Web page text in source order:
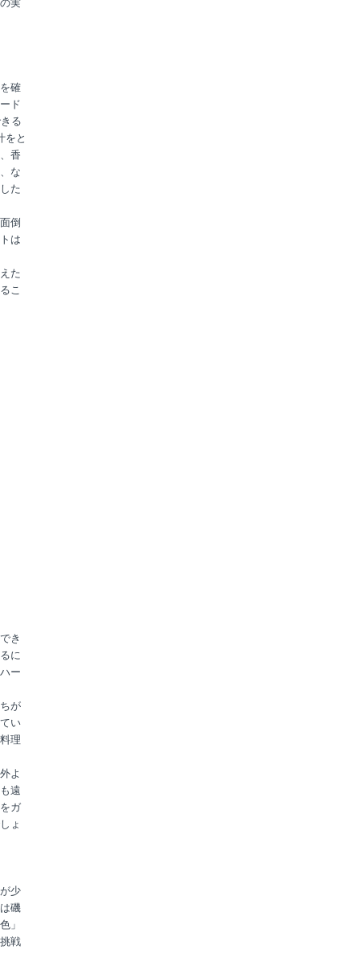
実
確
ド
る
をと
香
な
た
倒
は
た
こ
き
に
ー
が
い
理
よ
遠
ガ
ょ
少
磯
」
戦